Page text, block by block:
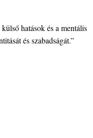
hatások és a mentális
és szabadságát.”